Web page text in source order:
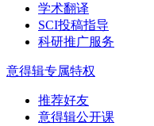
学术翻译
SCI投稿指导
科研推广服务
意得辑专属特权
推荐好友
意得辑公开课